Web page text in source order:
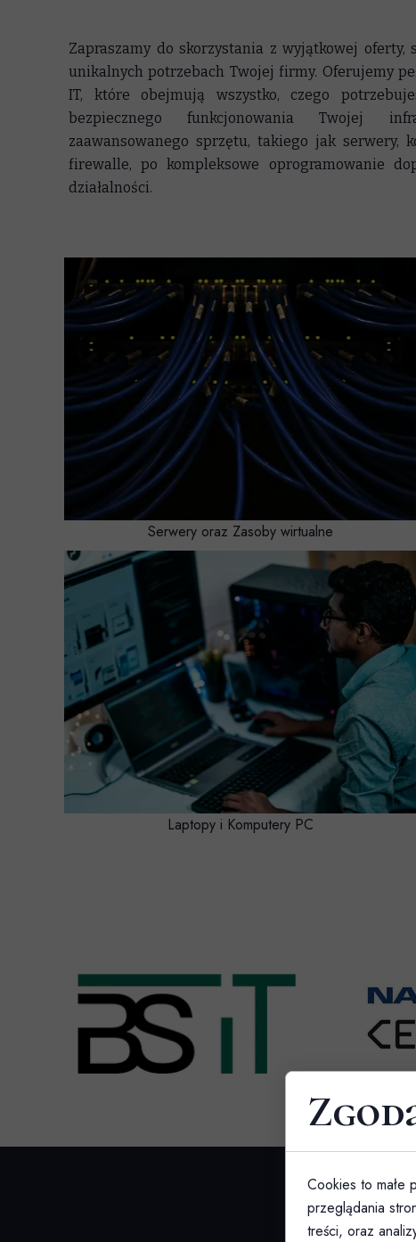
Serwery oraz Zasoby wirtualne
Laptopy i Komputery PC
Zapraszamy do skorzystania z wyjątkowej oferty,
unikalnych potrzebach Twojej firmy. Oferujemy
IT, które obejmują wszystko, czego
bezpiecznego funkcjonowania Twojej
zaawansowanego sprzętu, takiego jak serwery,
firewalle, po kompleksowe oprogramowanie
działalności.
Cookies to małe
przeglądania
treści, oraz